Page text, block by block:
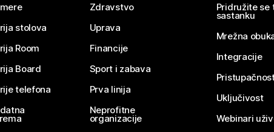
stolova
Room
Board
telefona
Zdravstvo
Uprava
Financije
Sport i zabava
Prva linija
Neprofitne
organizacije
Pridružite se
sastanku
Mrežna
Integracije
Uključivost
Webinari